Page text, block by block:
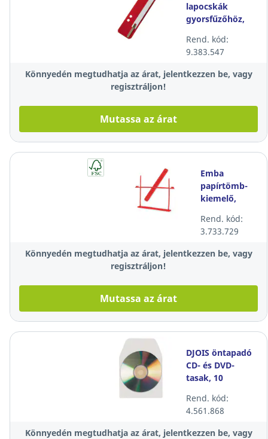
lapocskák
gyorsfűzőhöz,
darab/csomag
Rend. kód:
9.383.547
Könnyedén megtudhatja az árat, jelentkezzen be, vagy
regisztráljon!
Mutassa az árat
Emba
papírtömb-
kiemelő,
lefűzéséhez,
piros, 50
darab/csomag
Rend. kód:
3.733.729
Könnyedén megtudhatja az árat, jelentkezzen be, vagy
regisztráljon!
Mutassa az árat
DJOIS öntapadó
CD- és DVD-
tasak, 10
Rend. kód:
4.561.868
Könnyedén megtudhatja az árat, jelentkezzen be, vagy